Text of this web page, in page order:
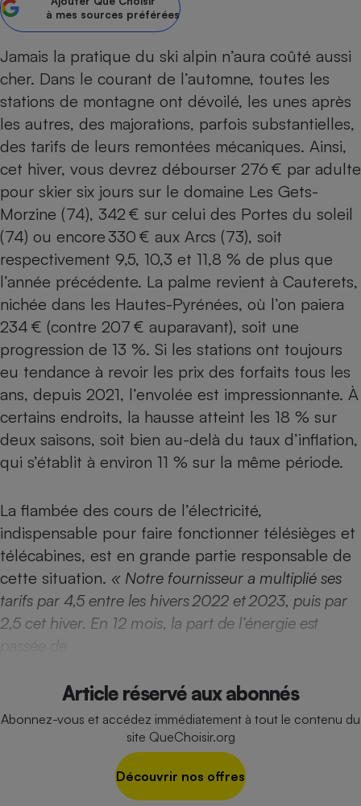
à mes sources préférées
Jamais la pratique du ski alpin n’aura coûté aussi
cher. Dans le courant de l’automne, toutes les
stations de montagne ont dévoilé, les unes après
les autres, des majorations, parfois substantielles,
des tarifs de leurs remontées mécaniques. Ainsi,
cet hiver, vous devrez débourser 276 € par adulte
pour skier six jours sur le domaine Les Gets-
Morzine (74), 342 € sur celui des Portes du soleil
(74) ou encore 330 € aux Arcs (73), soit
respectivement 9,5, 10,3 et 11,8 % de plus que
l’année précédente. La palme revient à Cauterets,
nichée dans les Hautes-Pyrénées, où l’on paiera
234 € (contre 207 € auparavant), soit une
progression de 13 %. Si les stations ont toujours
eu tendance à revoir les prix des forfaits tous les
ans, depuis 2021, l’envolée est impressionnante. À
certains endroits, la hausse atteint les 18 % sur
deux saisons, soit bien au-delà du taux d’inflation,
qui s’établit à environ 11 % sur la même période.
La flambée des cours de l’électricité,
indispensable pour faire fonctionner télésièges et
télécabines, est en grande partie responsable de
cette situation. « Notre fournisseur a multiplié ses
tarifs par 4,5 entre les hivers 2022 et 2023, puis par
2,5 cet hiver. En 12 mois, la part de l’énergie est
passée de
Article réservé aux abonnés
Abonnez-vous et accédez immédiatement à tout le contenu du
site QueChoisir.org
Découvrir nos offres
alimentaire
bouteille
Assurance emprunteur
Banque
Lave-linge
Plaque de cuisson à
induction
Climatiseur -
Ventilateur
Cafetière à expressos
Téléviseur
Téléphone mobile -
Matelas
Radiateur électrique
Mutuelle
Antimoustique